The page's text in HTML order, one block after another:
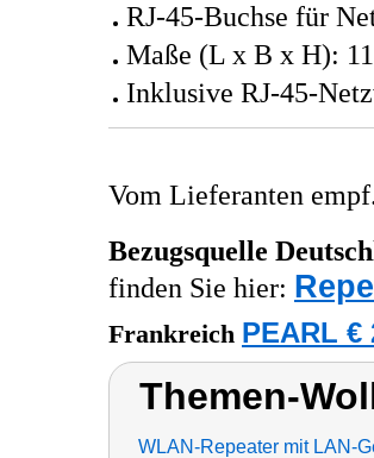
RJ-45-Buchse für
Maße (L x B x H):
Inklusive RJ-45-
Vom Lieferanten
Bezugsquelle
finden Sie hier:
Frankreich PEARL €
Themen-
WLAN-Repeater mit LAN-